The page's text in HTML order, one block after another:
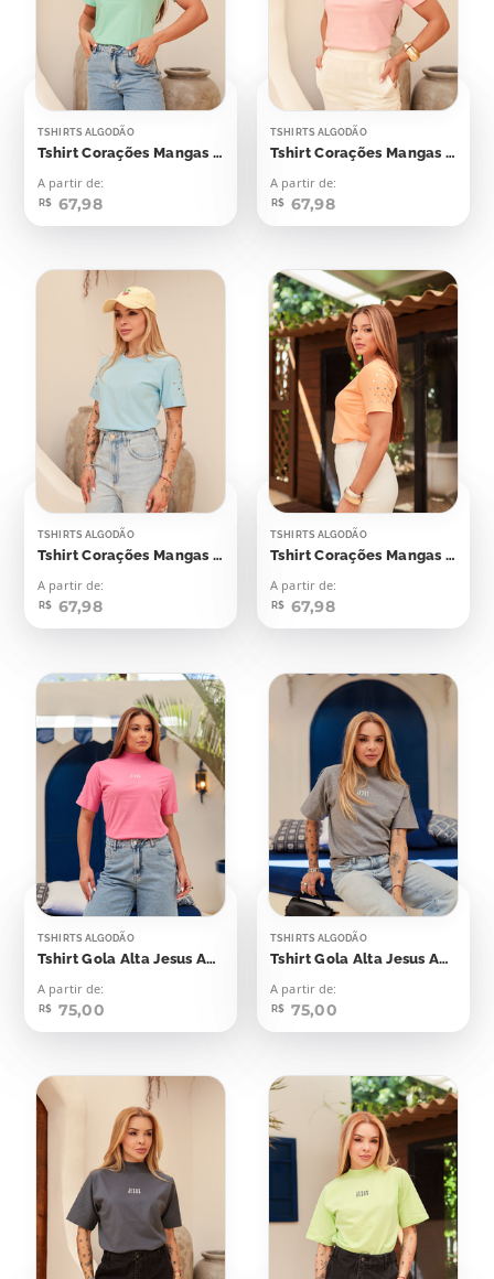
TSHIRTS ALGODÃO
Tshirt Corações Mangas Aplicação
A partir de:
R$ 67,98
TSHIRTS ALGODÃO
Tshirt Corações Mangas Aplicação
A partir de:
R$ 67,98
TSHIRTS ALGODÃO
Tshirt Corações Mangas Aplicação
A partir de:
R$ 67,98
TSHIRTS ALGODÃO
Tshirt Corações Mangas Aplicação
A partir de:
R$ 67,98
TSHIRTS ALGODÃO
Tshirt Gola Alta Jesus Aplicação
A partir de:
R$ 75,00
TSHIRTS ALGODÃO
Tshirt Gola Alta Jesus Aplicação
A partir de:
R$ 75,00